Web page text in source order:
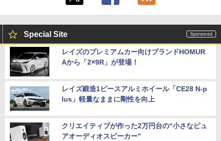
Special Site
レイズのプレミアムカー向けブランドHOMUR
Aから「2×9R」が登場！
レイズ鍛造1ピースアルミホイール「CE28 N-p
lus」軽量なままに剛性を向上
クリエイティブが作った2万円台の“小さなピュ
アオーディオスピーカー”